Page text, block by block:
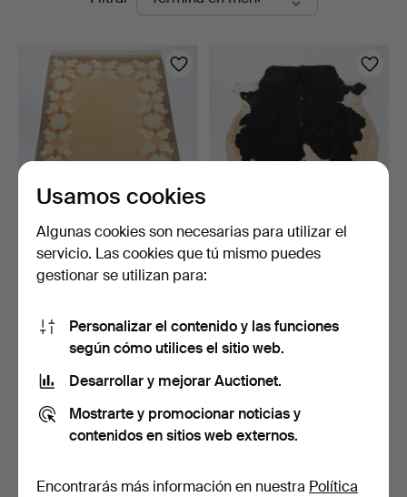
curso
ALFOMBRA RÖLLAKAN,
artesanía sueca, 168 x …
4 días
48 USD
PIEL DE VACA /
ALFOMBRA, curtido
53 USD
También puedes buscar ennuestro archivo de
subastas concluidas.
Usamos cookies
Algunas cookies son necesarias para utilizar el
servicio. Las cookies que tú mismo puedes
gestionar se utilizan para:
Personalizar el contenido y las funciones
según cómo utilices el sitio web.
Desarrollar y mejorar Auctionet.
Mostrarte y promocionar noticias y
contenidos en sitios web externos.
Encontrarás más información en nuestra Política